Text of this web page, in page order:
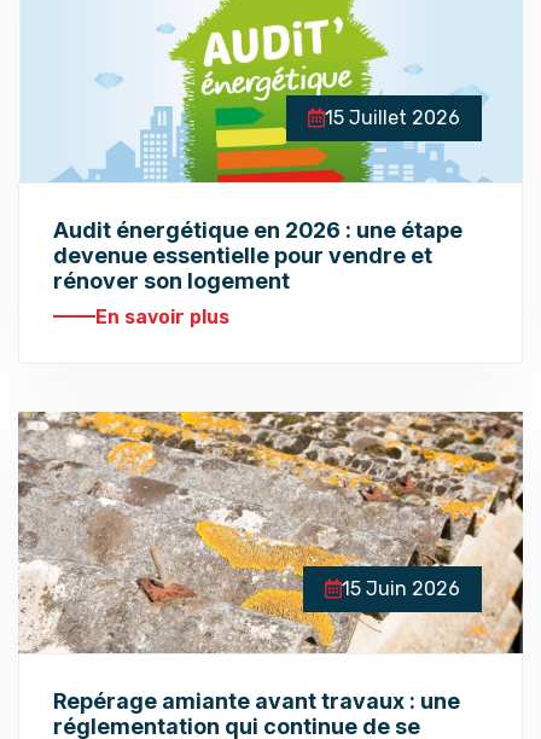
15 Juillet 2026
Audit énergétique en 2026 : une étape
devenue essentielle pour vendre et
rénover son logement
En savoir plus
15 Juin 2026
Repérage amiante avant travaux : une
réglementation qui continue de se